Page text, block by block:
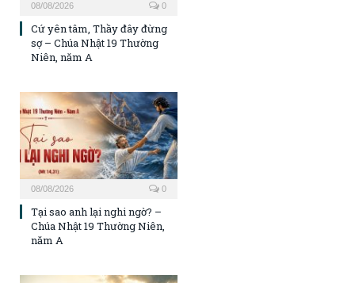
08/08/2026 0
Cứ yên tâm, Thầy đây đừng
sợ – Chúa Nhật 19 Thường
Niên, năm A
08/08/2026 0
Tại sao anh lại nghi ngờ? –
Chúa Nhật 19 Thường Niên,
năm A